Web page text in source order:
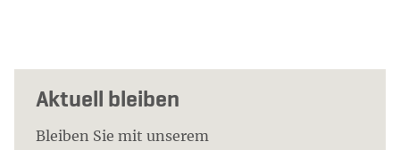
Aktuell bleiben
Bleiben Sie mit unserem